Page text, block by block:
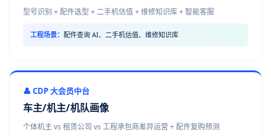
型号识别 + 配件选型 + 二手机估值 + 维修知识库 + 智能客服
工程场景： 配件查询 AI、二手机估值、维修知识库
👤 CDP 大会员中台
车主/机主/机队画像
个体机主 vs 租赁公司 vs 工程承包商差异运营 + 配件复购预测